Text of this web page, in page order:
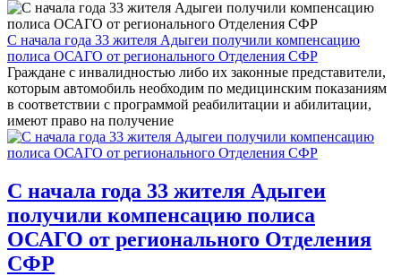
С начала года 33 жителя Адыгеи получили компенсацию
полиса ОСАГО от регионального Отделения СФР
Граждане с инвалидностью либо их законные представители,
которым автомобиль необходим по медицинским показаниям
в соответствии с программой реабилитации и абилитации,
имеют право на получение
С начала года 33 жителя Адыгеи
получили компенсацию полиса
ОСАГО от регионального Отделения
СФР